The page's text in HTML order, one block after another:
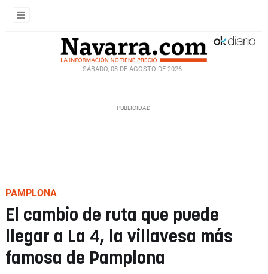
SÁBADO, 08 DE AGOSTO DE 2026
PAMPLONA
El cambio de ruta que puede
llegar a La 4, la villavesa más
famosa de Pamplona